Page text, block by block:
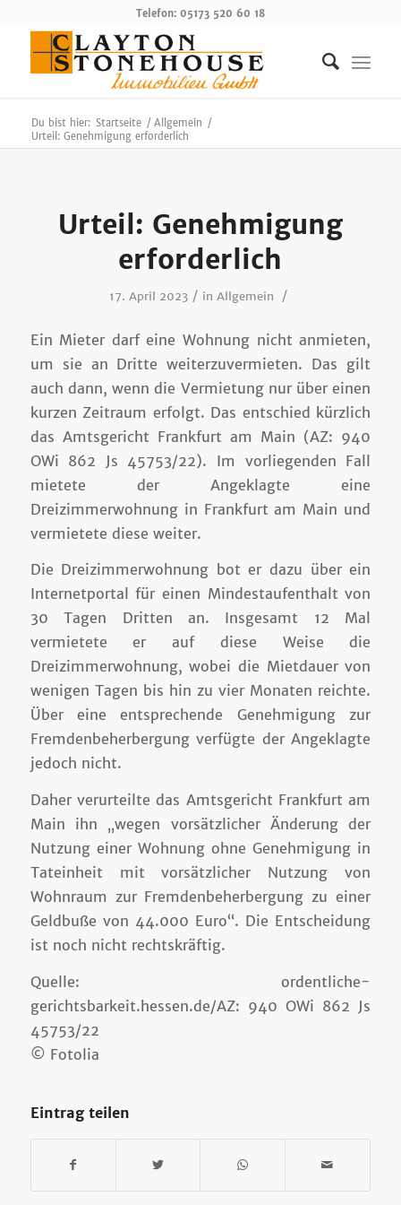
Telefon: 05173 520 60 18
Du bist hier: Startseite / Allgemein /
Urteil: Genehmigung erforderlich
Urteil: Genehmigung
erforderlich
17. April 2023 / in Allgemein /
Ein Mieter darf eine Wohnung nicht anmieten,
um sie an Dritte weiterzuvermieten. Das gilt
auch dann, wenn die Vermietung nur über einen
kurzen Zeitraum erfolgt. Das entschied kürzlich
das Amtsgericht Frankfurt am Main (AZ: 940
OWi 862 Js 45753/22). Im vorliegenden Fall
mietete der Angeklagte eine
Dreizimmerwohnung in Frankfurt am Main und
vermietete diese weiter.
Die Dreizimmerwohnung bot er dazu über ein
Internetportal für einen Mindestaufenthalt von
30 Tagen Dritten an. Insgesamt 12 Mal
vermietete er auf diese Weise die
Dreizimmerwohnung, wobei die Mietdauer von
wenigen Tagen bis hin zu vier Monaten reichte.
Über eine entsprechende Genehmigung zur
Fremdenbeherbergung verfügte der Angeklagte
jedoch nicht.
Daher verurteilte das Amtsgericht Frankfurt am
Main ihn „wegen vorsätzlicher Änderung der
Nutzung einer Wohnung ohne Genehmigung in
Tateinheit mit vorsätzlicher Nutzung von
Wohnraum zur Fremdenbeherbergung zu einer
Geldbuße von 44.000 Euro“. Die Entscheidung
ist noch nicht rechtskräftig.
Quelle: ordentliche-
gerichtsbarkeit.hessen.de/AZ: 940 OWi 862 Js
45753/22
© Fotolia
Eintrag teilen